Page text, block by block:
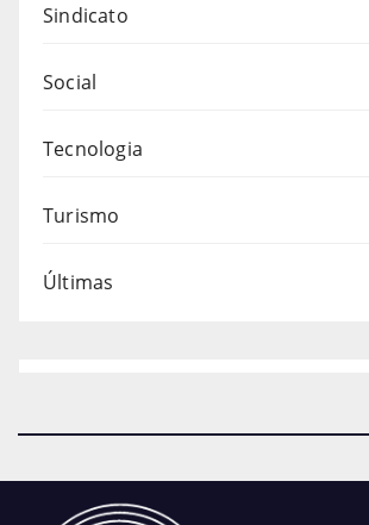
Sindicato
Social
Tecnologia
Turismo
Últimas